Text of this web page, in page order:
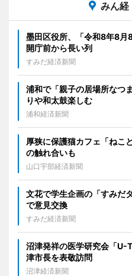
みん経
墨田区役所、「令和8年8
開庁前から長い列
すみだ経済新聞
浦和で「親子の居場所な
りや和太鼓楽しむ
浦和経済新聞
厚狭に保護猫カフェ「ね
の触れ合いも
山口宇部経済新聞
文花で学生企画の「すみ
で意見交換
すみだ経済新聞
沼津発祥の医学研究会「
津市長を表敬訪問
沼津経済新聞